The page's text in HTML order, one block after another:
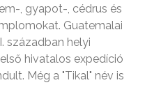
, gyapot-, cédrus és
Guatemalai
században helyi
hivatalos expedíció
Még a "Tikal" név is